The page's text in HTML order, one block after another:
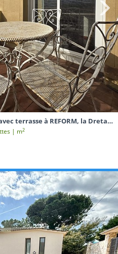
terrasse à REFORM, la Dreta
| m2